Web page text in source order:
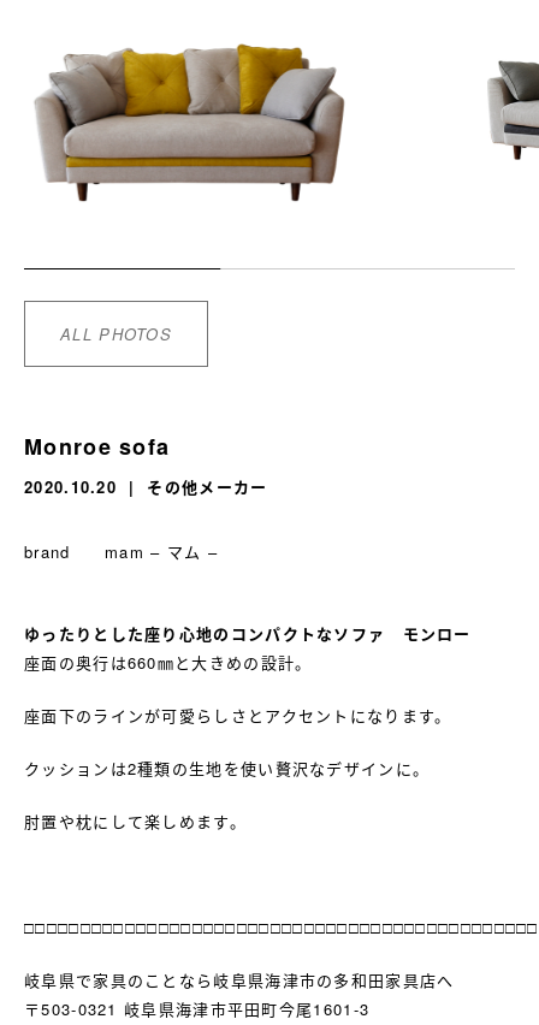
ALL PHOTOS
Monroe sofa
2020.10.20 その他メーカー
brand mam – マム –
ゆったりとした座り心地のコンパクトなソファ モンロー
座面の奥行は660㎜と大きめの設計。
座面下のラインが可愛らしさとアクセントになります。
クッションは2種類の生地を使い贅沢なデザインに。
肘置や枕にして楽しめます。
岐阜県で家具のことなら岐阜県海津市の多和田家具店へ
〒503-0321 岐阜県海津市平田町今尾1601-3